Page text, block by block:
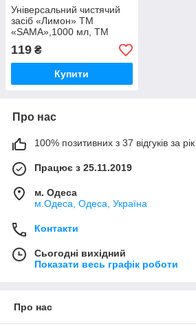
Універсальний чистячий
засіб «Лимон» ТМ
«SAMA»,1000 мл, ТМ
«САНТРІ»
119 ₴
Купити
Про нас
100% позитивних з 37 відгуків за рік
Працює з 25.11.2019
м. Одеса
м.Одеса, Одеса, Україна
Контакти
Сьогодні вихідний
Показати весь графік роботи
Про нас